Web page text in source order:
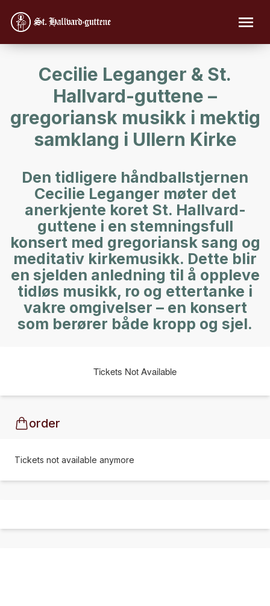
Cecilie Leganger & St.
Hallvard-guttene –
gregoriansk musikk i mektig
samklang i Ullern Kirke
Den tidligere håndballstjernen
Cecilie Leganger møter det
anerkjente koret St. Hallvard-
guttene i en stemningsfull
konsert med gregoriansk sang og
meditativ kirkemusikk. Dette blir
en sjelden anledning til å oppleve
tidløs musikk, ro og ettertanke i
vakre omgivelser – en konsert
som berører både kropp og sjel.
Tickets Not Available
order
Tickets not available anymore